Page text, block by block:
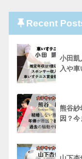
Recent
小田凱
入や
熊谷紗
因？